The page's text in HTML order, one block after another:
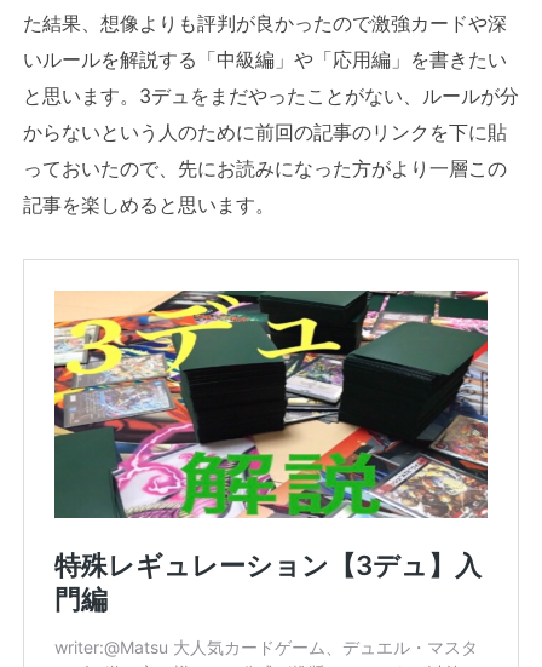
た結果、想像よりも評判が良かったので激強カードや深
いルールを解説する「中級編」や「応用編」を書きたい
と思います。3デュをまだやったことがない、ルールが分
からないという人のために前回の記事のリンクを下に貼
っておいたので、先にお読みになった方がより一層この
記事を楽しめると思います。